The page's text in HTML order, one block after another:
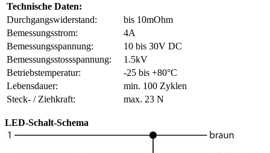
Technische Daten:
Durchgangswiderstand:
bis 10mOhm
Bemessungsstrom:
4A
Bemessungsspannung:
10 bis 30V DC
Bemessungsstossspannung:
1.5kV
Betriebstemperatur:
-25 bis +80°C
Lebensdauer:
min. 100 Zyklen
Steck- / Ziehkraft:
max. 23 N
LED-Schalt-Schema